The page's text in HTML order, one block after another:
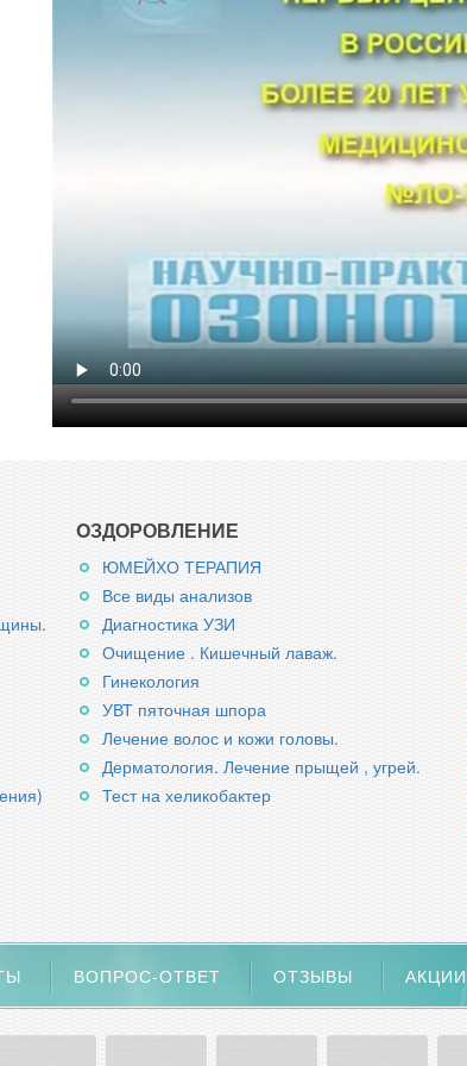
OЗДОРОВЛЕНИЕ
ЮМЕЙХО ТЕРАПИЯ
Все виды анализов
Диагностика УЗИ
Очищение . Кишечный лаваж.
Гинекология
УВТ пяточная шпора
Лечение волос и кожи головы.
Дерматология. Лечение прыщей , угрей.
Тест на хеликобактер
ВОПРОС-ОТВЕТ ОТЗЫВЫ АКЦИИ